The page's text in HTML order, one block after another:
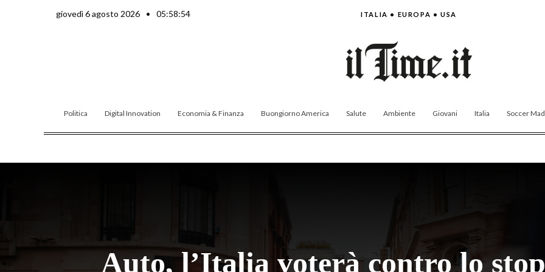
giovedì 6 agosto 2026 • 05:58:55 ITALIA • EUROPA • USA
Politica Digital Innovation Economia & Finanza Buongiorno America Salute Ambiente Giovani Italia Soccer
Auto, l’Italia voterà contro lo